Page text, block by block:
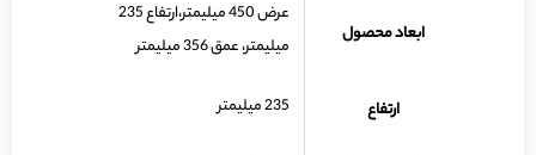
ابعاد محصول
عرض 450 میلیمتر،ارتفاع 235
میلیمتر، عمق 356 میلیمتر
ارتفاع 235 میلیمتر